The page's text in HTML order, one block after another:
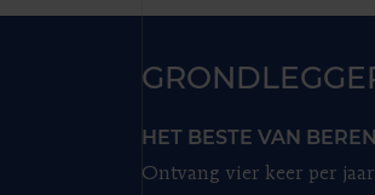
HET BESTE VAN
Ontvang vier keer per